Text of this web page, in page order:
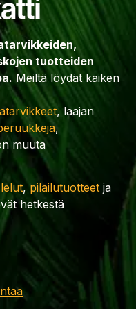
tuotteiden
Meiltä löydät kaiken
, laajan
,
muuta
lelut,pilailutuotteet ja
hetkestä